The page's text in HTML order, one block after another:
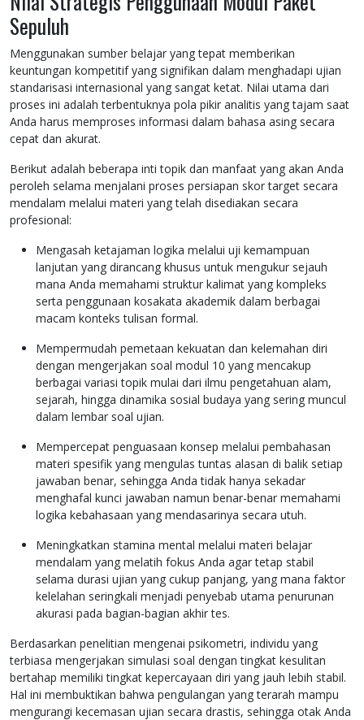
Sepuluh
Menggunakan sumber belajar yang tepat memberikan
keuntungan kompetitif yang signifikan dalam menghadapi ujian
standarisasi internasional yang sangat ketat. Nilai utama dari
proses ini adalah terbentuknya pola pikir analitis yang tajam saat
Anda harus memproses informasi dalam bahasa asing secara
cepat dan akurat.
Berikut adalah beberapa inti topik dan manfaat yang akan Anda
peroleh selama menjalani proses persiapan skor target secara
mendalam melalui materi yang telah disediakan secara
profesional:
Mengasah ketajaman logika melalui uji kemampuan
lanjutan yang dirancang khusus untuk mengukur sejauh
mana Anda memahami struktur kalimat yang kompleks
serta penggunaan kosakata akademik dalam berbagai
macam konteks tulisan formal.
Mempermudah pemetaan kekuatan dan kelemahan diri
dengan mengerjakan soal modul 10 yang mencakup
berbagai variasi topik mulai dari ilmu pengetahuan alam,
sejarah, hingga dinamika sosial budaya yang sering muncul
dalam lembar soal ujian.
Mempercepat penguasaan konsep melalui pembahasan
materi spesifik yang mengulas tuntas alasan di balik setiap
jawaban benar, sehingga Anda tidak hanya sekadar
menghafal kunci jawaban namun benar-benar memahami
logika kebahasaan yang mendasarinya secara utuh.
Meningkatkan stamina mental melalui materi belajar
mendalam yang melatih fokus Anda agar tetap stabil
selama durasi ujian yang cukup panjang, yang mana faktor
kelelahan seringkali menjadi penyebab utama penurunan
akurasi pada bagian-bagian akhir tes.
Berdasarkan penelitian mengenai psikometri, individu yang
terbiasa mengerjakan simulasi soal dengan tingkat kesulitan
bertahap memiliki tingkat kepercayaan diri yang jauh lebih stabil.
Hal ini membuktikan bahwa pengulangan yang terarah mampu
mengurangi kecemasan ujian secara drastis, sehingga otak Anda